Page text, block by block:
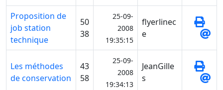
Proposition de
job station
technique
50
38
25-09-
2008
19:35:15
flyerlinec
e
Les méthodes
de conservation
43
58
25-09-
2008
19:34:13
JeanGille
s